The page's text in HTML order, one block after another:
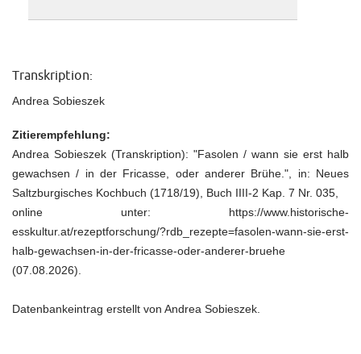
Transkription:
Andrea Sobieszek
Zitierempfehlung:
Andrea Sobieszek (Transkription): "Fasolen / wann sie erst halb
gewachsen / in der Fricasse, oder anderer Brühe.", in: Neues
Saltzburgisches Kochbuch (1718/19), Buch IIII-2 Kap. 7 Nr. 035,
online unter: https://www.historische-
esskultur.at/rezeptforschung/?rdb_rezepte=fasolen-wann-sie-erst-
halb-gewachsen-in-der-fricasse-oder-anderer-bruehe
(07.08.2026).
Datenbankeintrag erstellt von Andrea Sobieszek.